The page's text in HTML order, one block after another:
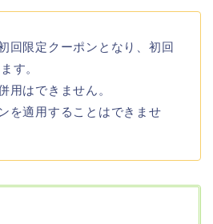
回限定クーポンとなり、初回
す。
用はできません。
を適用することはできませ